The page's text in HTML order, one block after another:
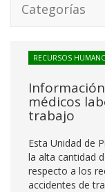
Categorías
RECURSOS
médicos
trabajo
Esta Unidad de
la alta cantidad
respecto a los
accidentes de